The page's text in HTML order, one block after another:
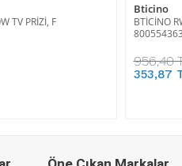
TV PRİZİ, F
Bticino
BTİCİNO
956,40
353,87